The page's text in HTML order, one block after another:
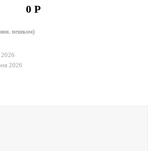
0 Р
пешком)
2026